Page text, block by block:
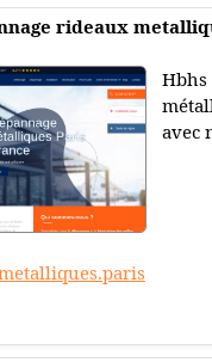
rideaux
Hbhs
avec